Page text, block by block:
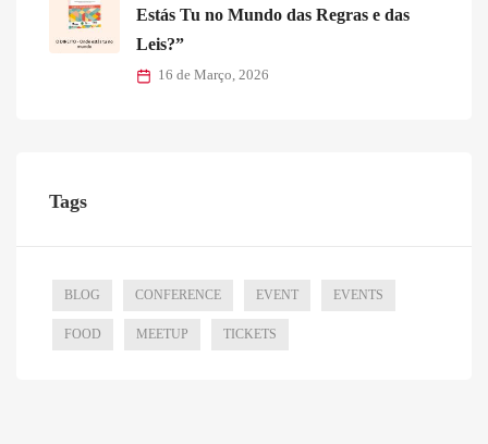
Estás Tu no Mundo das Regras e das
Leis?”
16 de Março, 2026
Tags
BLOG CONFERENCE EVENT EVENTS
FOOD MEETUP TICKETS